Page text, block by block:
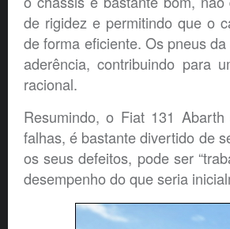
de rigidez e permitindo que o
de forma eficiente. Os pneus
aderência, contribuindo para
racional.
Resumindo, o Fiat 131
falhas, é bastante divertido de
os seus defeitos, pode ser
desempenho do que seria